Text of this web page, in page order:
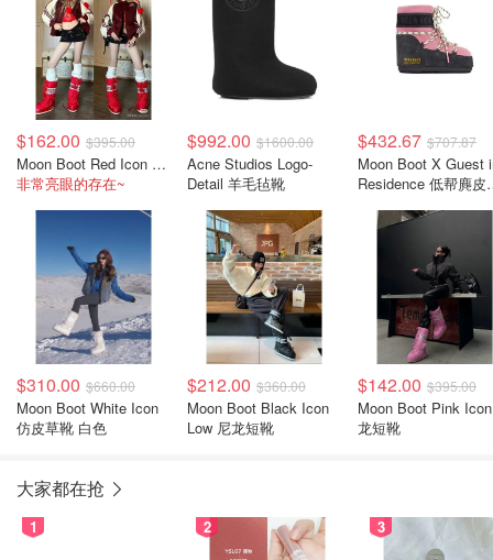
$162.00 $395.00
Moon Boot Red Icon 尼龙靴 红色
非常亮眼的存在~
$992.00 $1600.00
Acne Studios Logo-
Detail 羊毛毡靴
$432.67 $707.87
Moon Boot X Guest
Residence 低帮麂皮
$310.00 $660.00
Moon Boot White Icon
仿皮草靴 白色
$212.00 $360.00
Moon Boot Black Icon
Low 尼龙短靴
$142.00 $395.00
Moon Boot Pink
龙短靴
大家都在抢
1 2 3